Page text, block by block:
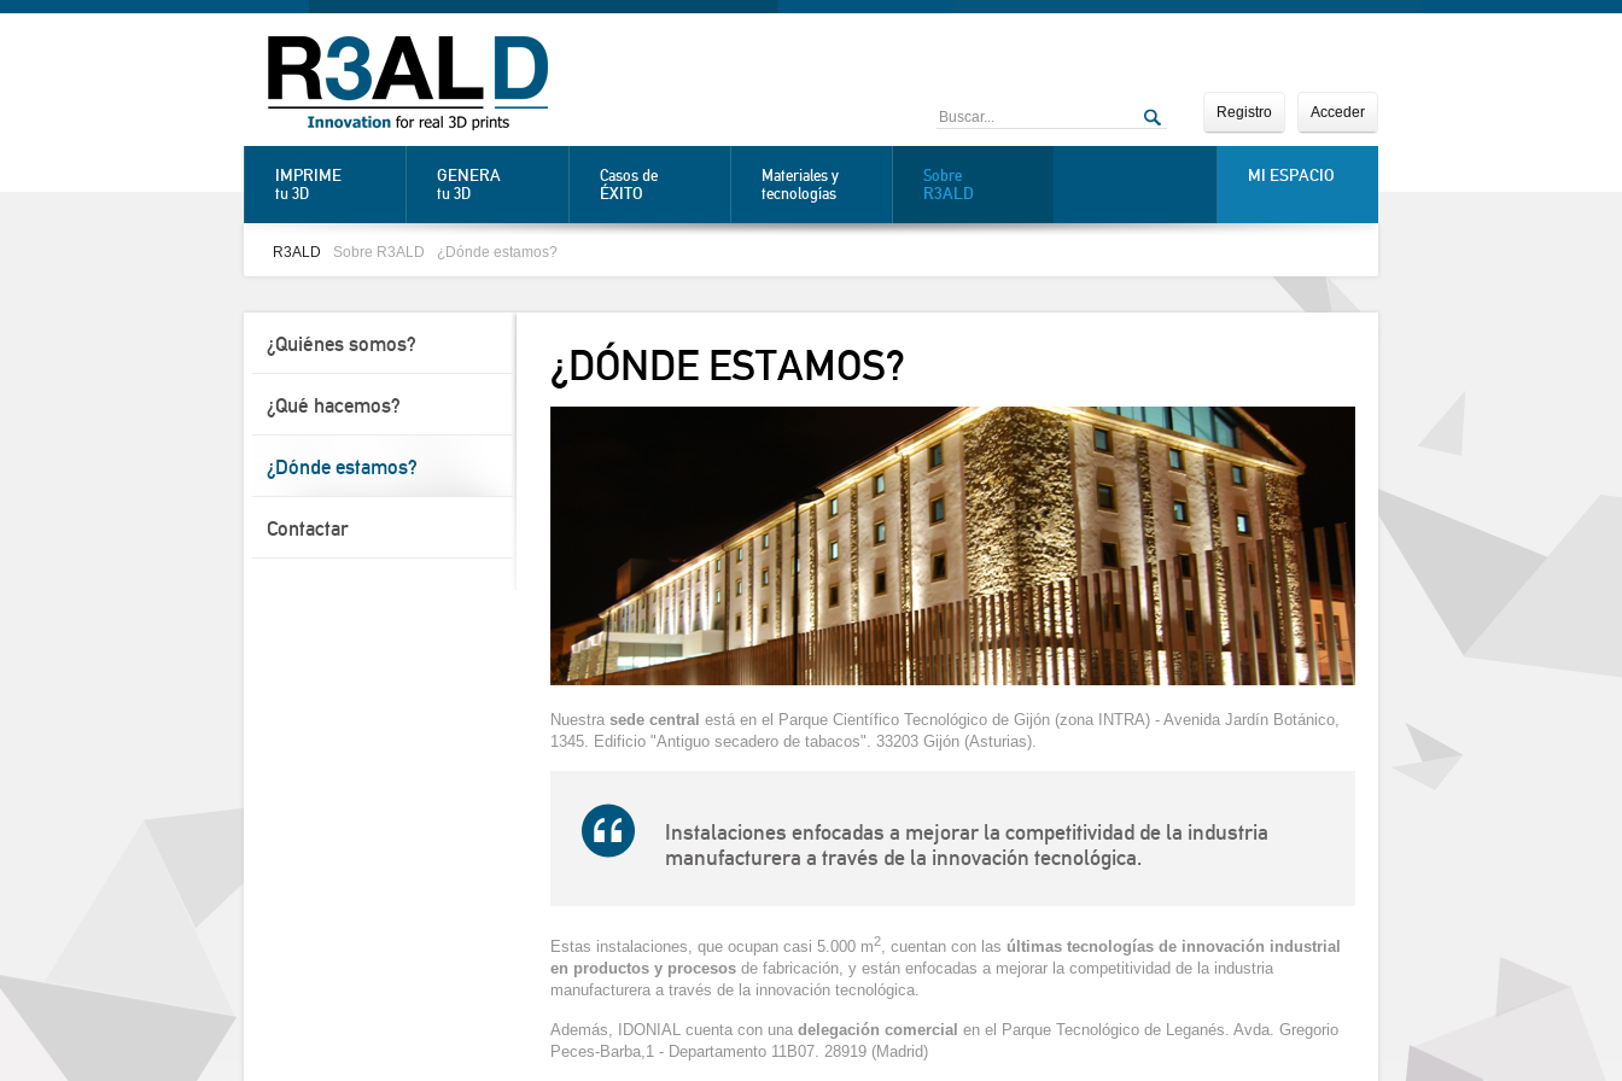
Acceder
Registro
IMPRIME
tu 3D
GENERA
tu 3D
Casos de
ÉXITO
Materiales y
tecnologías
Sobre
R3ALD
MI ESPACIO
R3ALD Sobre R3ALD ¿Dónde estamos?
¿Quiénes somos?
¿Qué hacemos?
¿Dónde estamos?
Contactar
¿DÓNDE ESTAMOS?
Nuestra sede central está en el Parque Científico Tecnológico de Gijón (zona INTRA) - Avenida Jardín Botánico,
1345. Edificio "Antiguo secadero de tabacos". 33203 Gijón (Asturias).
Instalaciones enfocadas a mejorar la competitividad de la industria
manufacturera a través de la innovación tecnológica.
Estas instalaciones, que ocupan casi 5.000 m2, cuentan con las últimas tecnologías de innovación industrial
en productos y procesosde fabricación, y están enfocadas a mejorar la competitividad de la industria
manufacturera a través de la innovación tecnológica.
Además, IDONIAL cuenta con una delegación comercial en el Parque Tecnológico de Leganés. Avda. Gregorio
Peces-Barba,1 - Departamento 11B07. 28919 (Madrid)